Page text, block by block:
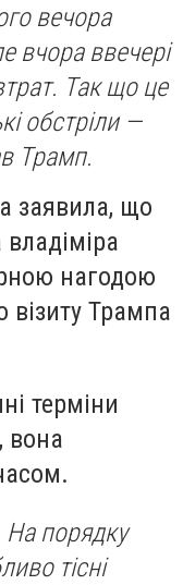
вечора
вчора ввечері
Так що це
обстріли —
Трамп.
заявила, що
нагодою
Трампа
терміни
вона
На порядку
тісні